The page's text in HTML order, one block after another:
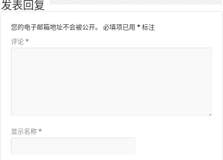
发表回复
您的电子邮箱地址不会被公开。 必填项已用* 标注
评论*
显示名称*